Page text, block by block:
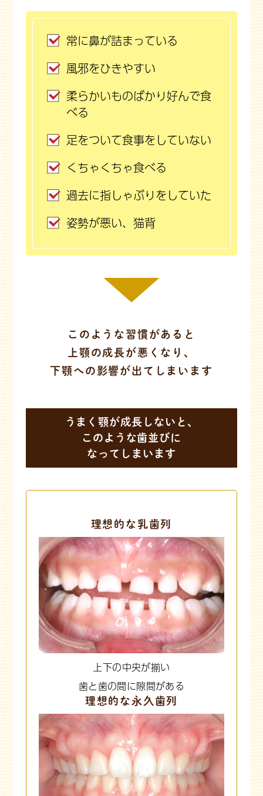
常に鼻が詰まっている
風邪をひきやすい
柔らかいものばかり好んで食
べる
足をついて食事をしていない
くちゃくちゃ食べる
過去に指しゃぶりをしていた
姿勢が悪い、猫背
このような習慣があると
上顎の成長が悪くなり、
下顎への影響が出てしまいます
うまく顎が成長しないと、
このような歯並びに
なってしまいます
理想的な乳歯列
上下の中央が揃い
歯と歯の間に隙間がある
理想的な永久歯列